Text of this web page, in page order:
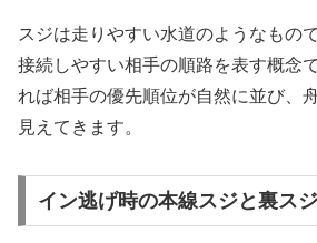
スジは走りやすい水道のようなもの
接続しやすい相手の順路を表す概念
れば相手の優先順位が自然に並び、
見えてきます。
イン逃げ時の本線スジと裏スジ